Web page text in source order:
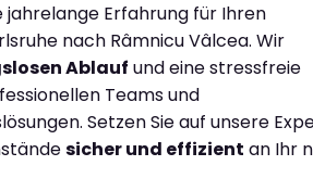
jahrelange Erfahrung für Ihren
nach Râmnicu Vâlcea. Wir
Ablauf und eine stressfreie
Teams und
Setzen Sie auf unsere
sicher und effizient an Ihr